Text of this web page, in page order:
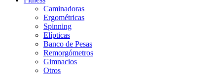
Caminadoras
Ergométricas
Spinning
Elípticas
Banco de Pesas
Remorgómetros
Gimnacios
Otros